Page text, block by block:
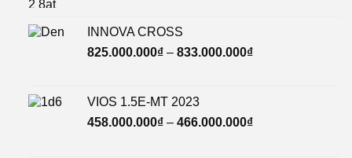
INNOVA CROSS
825.000.000₫– 833.000.000₫
VIOS 1.5E-MT 2023
458.000.000₫– 466.000.000₫